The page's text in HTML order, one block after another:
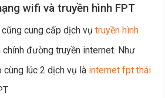
wifi và truyền hình FPT
cung cấp dịch vụ truyền hình
chính đường truyền internet. Như
cùng lúc 2 dịch vụ là internet fpt thái